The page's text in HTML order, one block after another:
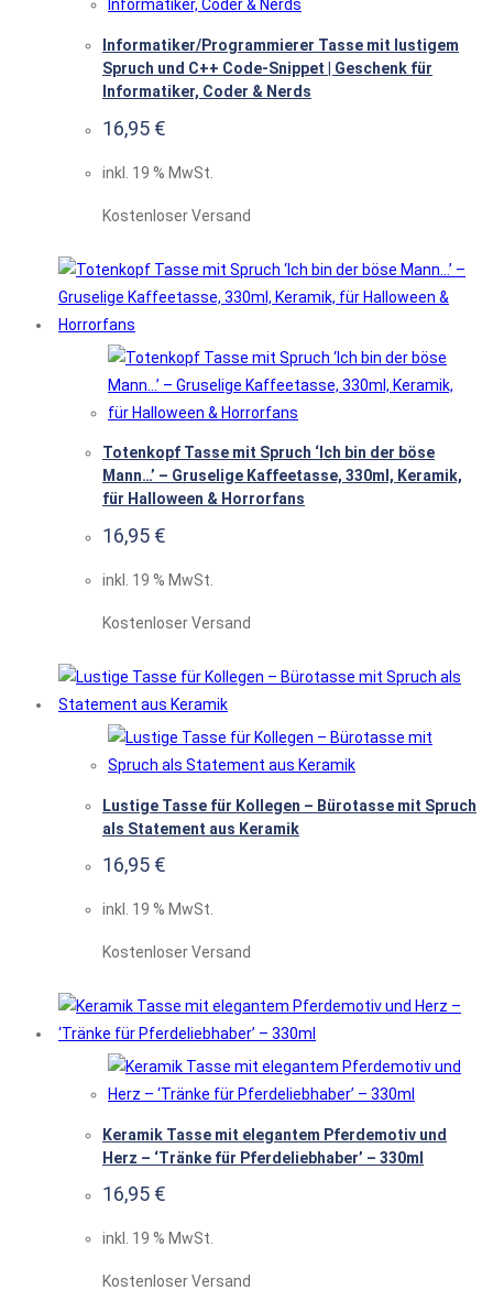
Informatiker/Programmierer Tasse mit lustigem
Spruch und C++ Code-Snippet | Geschenk für
Informatiker, Coder & Nerds
16,95 €
inkl. 19 % MwSt.
Kostenloser Versand
Totenkopf Tasse mit Spruch ‘Ich bin der böse
Mann…’ – Gruselige Kaffeetasse, 330ml, Keramik,
für Halloween & Horrorfans
16,95 €
inkl. 19 % MwSt.
Kostenloser Versand
Lustige Tasse für Kollegen – Bürotasse mit Spruch
als Statement aus Keramik
16,95 €
inkl. 19 % MwSt.
Kostenloser Versand
Keramik Tasse mit elegantem Pferdemotiv und
Herz – ‘Tränke für Pferdeliebhaber’ – 330ml
16,95 €
inkl. 19 % MwSt.
Kostenloser Versand